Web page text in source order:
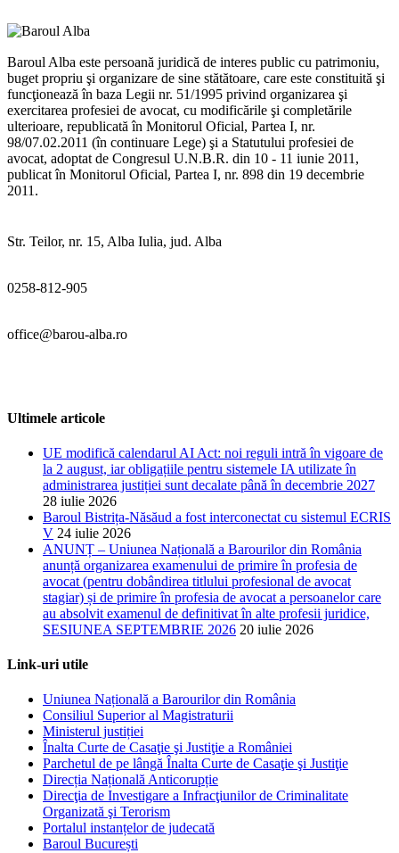
Baroul Alba este persoană juridică de interes public cu patrimoniu,
buget propriu şi organizare de sine stătătoare, care este constituită şi
funcţionează în baza Legii nr. 51/1995 privind organizarea şi
exercitarea profesiei de avocat, cu modificările şi completările
ulterioare, republicată în Monitorul Oficial, Partea I, nr.
98/07.02.2011 (în continuare Lege) şi a Statutului profesiei de
avocat, adoptat de Congresul U.N.B.R. din 10 - 11 iunie 2011,
publicat în Monitorul Oficial, Partea I, nr. 898 din 19 decembrie
2011.
Str. Teilor, nr. 15, Alba Iulia, jud. Alba
0258-812-905
office@barou-alba.ro
Ultimele articole
UE modifică calendarul AI Act: noi reguli intră în vigoare de
la 2 august, iar obligațiile pentru sistemele IA utilizate în
administrarea justiției sunt decalate până în decembrie 2027
28 iulie 2026
Baroul Bistrița-Năsăud a fost interconectat cu sistemul ECRIS
V 24 iulie 2026
ANUNȚ – Uniunea Națională a Barourilor din România
anunță organizarea examenului de primire în profesia de
avocat (pentru dobândirea titlului profesional de avocat
stagiar) și de primire în profesia de avocat a persoanelor care
au absolvit examenul de definitivat în alte profesii juridice,
SESIUNEA SEPTEMBRIE 2026 20 iulie 2026
Link-uri utile
Uniunea Națională a Barourilor din România
Consiliul Superior al Magistraturii
Ministerul justiției
Înalta Curte de Casaţie şi Justiţie a României
Parchetul de pe lângă Înalta Curte de Casaţie şi Justiţie
Direcția Națională Anticorupție
Direcţia de Investigare a Infracţiunilor de Criminalitate
Organizată şi Terorism
Portalul instanțelor de judecată
Baroul București